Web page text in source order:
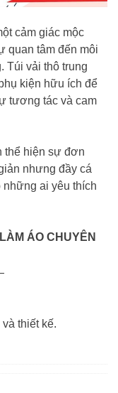
cảm giác mộc
quan tâm đến môi
Túi vải thô trung
kiện hữu ích để
tương tác và cam
thể hiện sự đơn
nhưng đầy cá
những ai yêu thích
ÁO CHUYÊN
thiết kế.